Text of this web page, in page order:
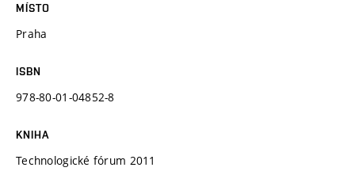
MÍSTO
Praha
ISBN
978-80-01-04852-8
KNIHA
Technologické fórum 2011